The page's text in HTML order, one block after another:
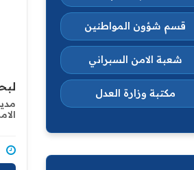
قسم شؤون المواطنين
شعبة الامن السبراني
مكتبة وزارة العدل